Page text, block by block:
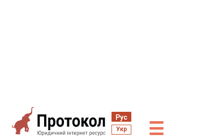
Рус
Укр ☰